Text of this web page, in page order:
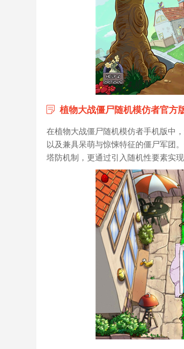
植物大战僵尸随机模仿者官方
在植物大战僵尸随机模仿者手机版中
以及兼具呆萌与惊悚特征的僵尸军团
塔防机制，更通过引入随机性要素实